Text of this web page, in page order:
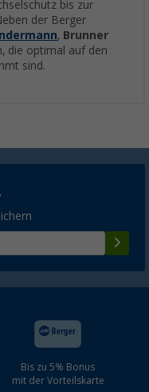
bis zur
der Berger
, Brunner
die optimal auf den
sind.
Bis zu 5% Bonus
mit der Vorteilskarte